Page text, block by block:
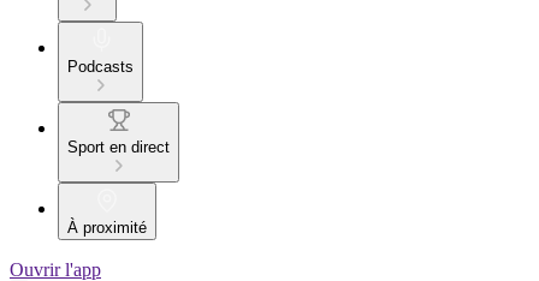
Podcasts
Sport en direct
À proximité
Ouvrir l'app